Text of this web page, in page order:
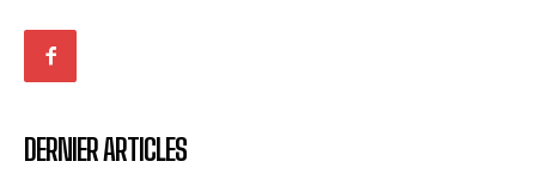
DERNIER ARTICLES